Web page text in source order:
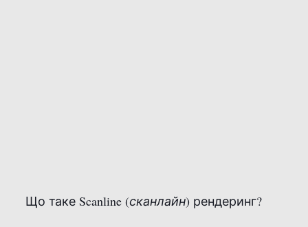
Що таке Scanline (сканлайн) рендеринг?